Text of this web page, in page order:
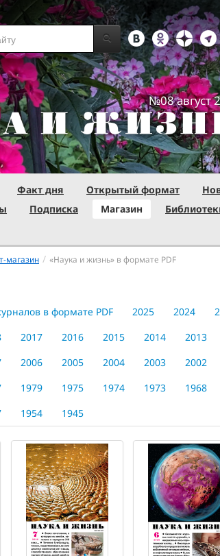
№08 август
Факт дня Открытый формат
Подписка Магазин
магазин / «Наука и жизнь» в формате PDF
в формате PDF 2025 2024
2017 2016 2015 2014 2013
2006 2005 2004 2003 2002
1979 1975 1974 1973 1968
1954 1945